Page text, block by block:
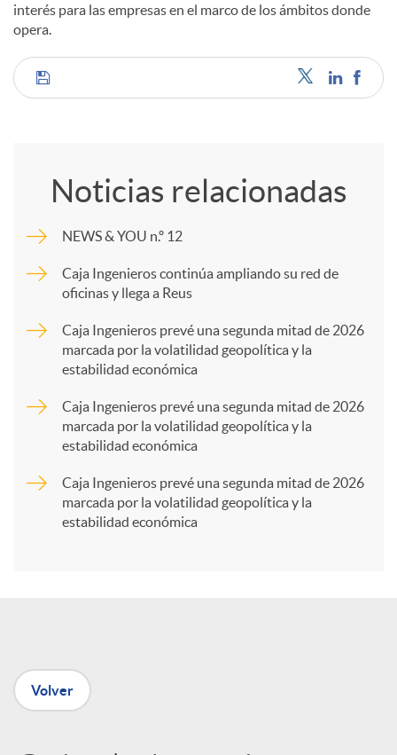
interés para las empresas en el marco de los ámbitos donde
opera.
C
p
a
n
Noticias relacionadas
NEWS & YOU n.º 12
Caja Ingenieros continúa ampliando su red de
oficinas y llega a Reus
Caja Ingenieros prevé una segunda mitad de 2026
marcada por la volatilidad geopolítica y la
estabilidad económica
Caja Ingenieros prevé una segunda mitad de 2026
marcada por la volatilidad geopolítica y la
estabilidad económica
Caja Ingenieros prevé una segunda mitad de 2026
marcada por la volatilidad geopolítica y la
estabilidad económica
Volver